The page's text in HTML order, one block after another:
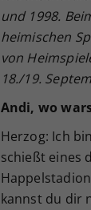
und 1998.
heimischen
von
18./19.
Andi, wo
Herzog: Ich
schießt eines
kannst du dir